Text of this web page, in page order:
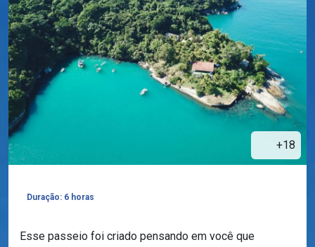
+18
Duração: 6 horas
Esse passeio foi criado pensando em você que